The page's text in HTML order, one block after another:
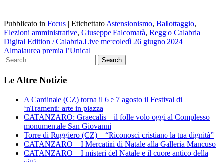
Pubblicato in Focus | EtichettatoAstensionismo, Ballottaggio,
Elezioni amministrative, Giuseppe Falcomatà, Reggio Calabria
Navigazione
articoli
Digital Edition / Calabria.Live mercoledì 26 giugno 2024
Almalaurea premia l’Unical
Le Altre Notizie
A Cardinale (CZ) torna il 6 e 7 agosto il Festival di
‘nTramenti: arte in piazza
CATANZARO: Graecalis – il folle volo oggi al Complesso
monumentale San Giovanni
Torre di Ruggiero (CZ) – “Riconosci cristiano la tua dignità”
CATANZARO – I Mercatini di Natale alla Galleria Mancuso
CATANZARO – I misteri del Natale e il cuore antico della